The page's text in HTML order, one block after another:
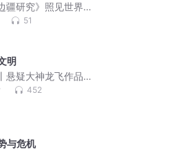
疆研究​​》照见世界
51
明
悬疑大神龙飞作品
| 奇门异术 | 多人
452
与危机